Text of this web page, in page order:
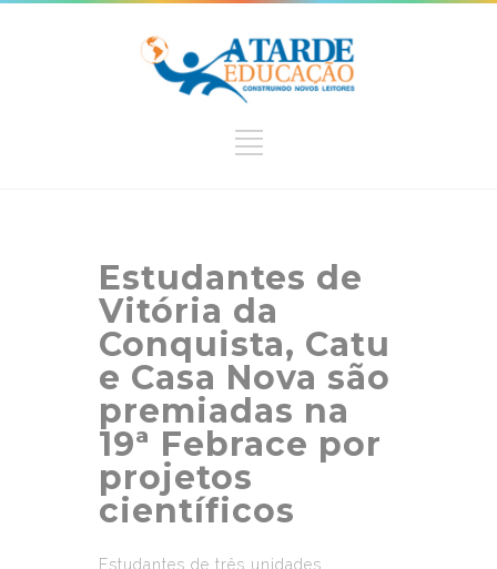
Estudantes de
Vitória da
Conquista, Catu
e Casa Nova são
premiadas na
19ª Febrace por
projetos
científicos
Estudantes de três unidades